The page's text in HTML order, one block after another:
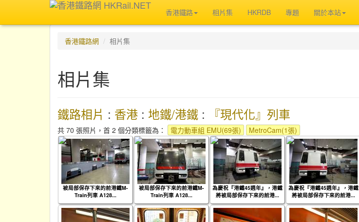
香港鐵路 相片集 HKRDB 專題 關於本站
香港鐵路網 相片集
相片集
鐵路相片 : 香港 : 地鐵/港鐵 : 『現代化』列車
共 70 張照片，首 2 個分類標籤為： 電力動車組 EMU(69張) MetroCam(1張)
被局部保存下來的前港鐵M-
Train列車 A128...
被局部保存下來的前港鐵M-
Train列車 A128...
為慶祝『港鐵45週年』，港鐵
將被局部保存下來的前港...
為慶祝『港鐵45週年』，港鐵
將被局部保存下來的前港...